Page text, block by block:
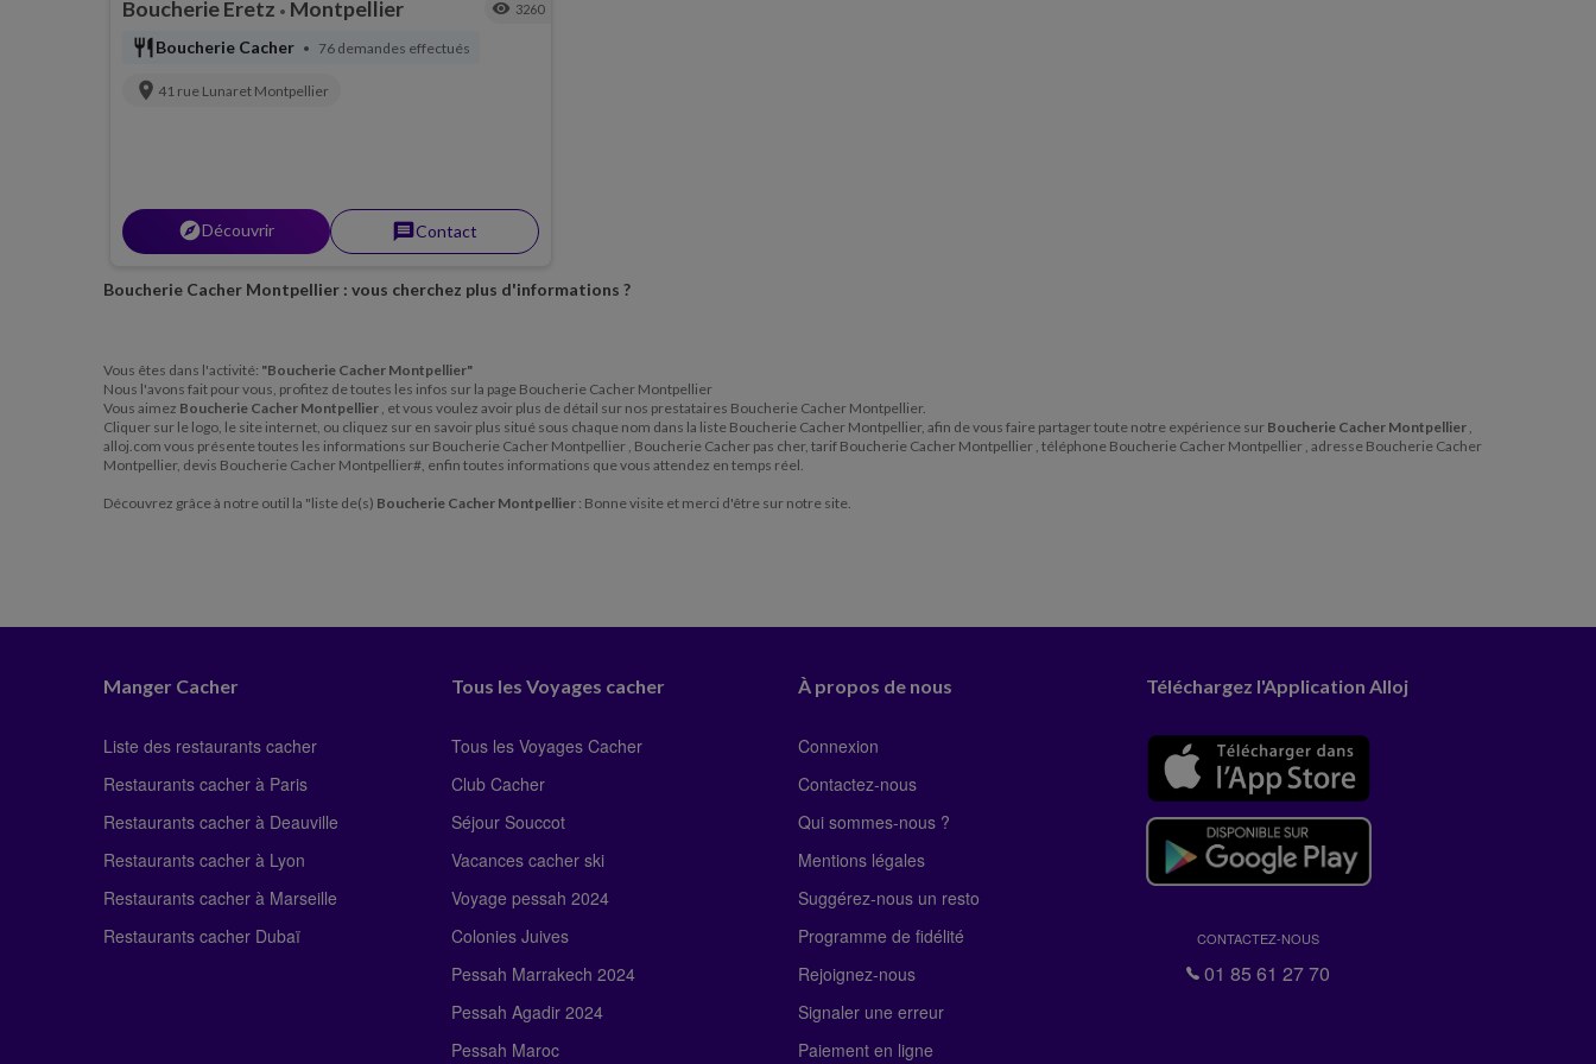
Boucherie Eretz • Montpellier visibility 3260
restaurant Boucherie Cacher • 76 demandes effectués
location_on 41 rue Lunaret Montpellier
explorerDécouvrir messageContact
Boucherie Cacher Montpellier : vous cherchez plus d'informations ?
Vous êtes dans l'activité: "Boucherie Cacher Montpellier"
Nous l'avons fait pour vous, profitez de toutes les infos sur la page Boucherie Cacher Montpellier
Vous aimez Boucherie Cacher Montpellier , et vous voulez avoir plus de détail sur nos prestataires Boucherie Cacher Montpellier.
Cliquer sur le logo, le site internet, ou cliquez sur en savoir plus situé sous chaque nom dans la liste Boucherie Cacher Montpellier, afin de vous faire partager toute notre expérience sur Boucherie Cacher Montpellier ,
alloj.com vous présente toutes les informations sur Boucherie Cacher Montpellier , Boucherie Cacher pas cher, tarif Boucherie Cacher Montpellier , téléphone Boucherie Cacher Montpellier , adresse Boucherie Cacher
Montpellier, devis Boucherie Cacher Montpellier#, enfin toutes informations que vous attendez en temps réel.
Découvrez grâce à notre outil la "liste de(s) Boucherie Cacher Montpellier : Bonne visite et merci d'être sur notre site.
Manger Cacher
Liste des restaurants cacher
Restaurants cacher à Paris
Restaurants cacher à Deauville
Restaurants cacher à Lyon
Restaurants cacher à Marseille
Restaurants cacher Dubaï
Tous les Voyages cacher
Tous les Voyages Cacher
Club Cacher
Séjour Souccot
Vacances cacher ski
Voyage pessah 2024
Colonies Juives
Pessah Marrakech 2024
Pessah Agadir 2024
Pessah Maroc
À propos de nous
Connexion
Contactez-nous
Qui sommes-nous ?
Mentions légales
Suggérez-nous un resto
Programme de fidélité
Rejoignez-nous
Signaler une erreur
Paiement en ligne
Téléchargez l'Application Alloj
CONTACTEZ-NOUS
01 85 61 27 70